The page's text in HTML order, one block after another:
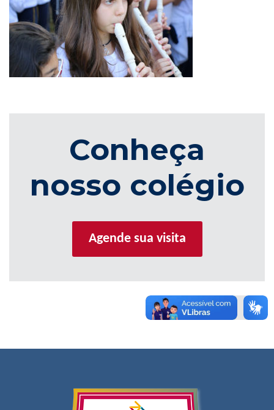
Conheça
nosso colégio
Agende sua visita